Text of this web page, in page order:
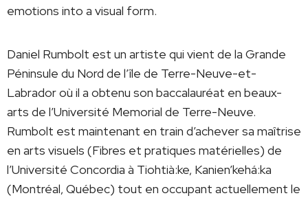
emotions into a visual form.
Daniel Rumbolt est un artiste qui vient de la Grande
Péninsule du Nord de l’île de Terre-Neuve-et-
Labrador où il a obtenu son baccalauréat en beaux-
arts de l’Université Memorial de Terre-Neuve.
Rumbolt est maintenant en train d’achever sa maîtrise
en arts visuels (Fibres et pratiques matérielles) de
l’Université Concordia à Tiohtià:ke, Kanien’kehá:ka
(Montréal, Québec) tout en occupant actuellement le